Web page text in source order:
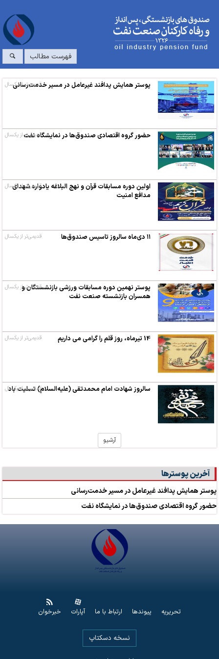
فهرست مطالب
پوستر همایش پدافند غیرعامل در مسیر خدمت‌رسانی
قدیمی‌تر از یکسال
حضور گروه اقتصادی صندوق‌ها در نمایشگاه نفتقدیمی‌تر از یکسال
اولین دوره مسابقات قرآن و نهج البلاغه یادواره شهدای
مدافع امنیت
قدیمی‌تر از یکسال
۱۱ دی‌ماه سالروز تاسیس صندوق‌ها قدیمی‌تر از یکسال
پوستر نهمین دوره مسابقات ورزشی بازنشستگان و
همسران بازنشسته صنعت نفت
قدیمی‌تر از یکسال
14 تیرماه، روز قلم را گرامی می داریم قدیمی‌تر از یکسال
سالروز شهادت امام محمدتقی (علیه‌السلام) تسلیت باد
قدیمی‌تر از یکسال
آرشیو
آخرین پوسترها
پوستر همایش پدافند غیرعامل در مسیر خدمت‌رسانی
حضور گروه اقتصادی صندوق‌ها در نمایشگاه نفت
تحریریه پیوندها ارتباط با ما آپارات خبرخوان
نسخه دسکتاپ